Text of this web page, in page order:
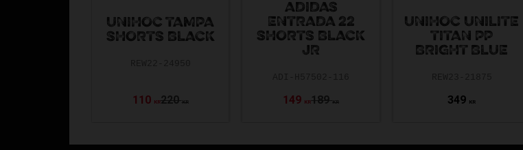
UNIHOC TAMPA
SHORTS BLACK
110 KR220 KR
ADIDAS
ENTRADA 22
SHORTS BLACK
JR
149 KR189 KR
UNIHOC UNILITE
TITAN PP
BRIGHT BLUE
349 KR